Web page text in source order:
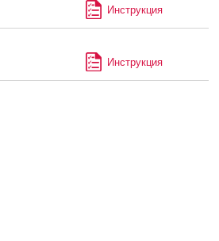
Инструкция
Инструкция